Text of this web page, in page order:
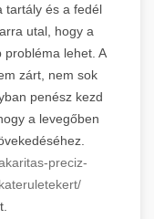
tartály és a fedél
utal, hogy a
probléma lehet. A
zárt, nem sok
penész kezd
a levegőben
preciz-